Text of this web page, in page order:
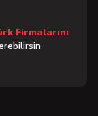
Firmalarını